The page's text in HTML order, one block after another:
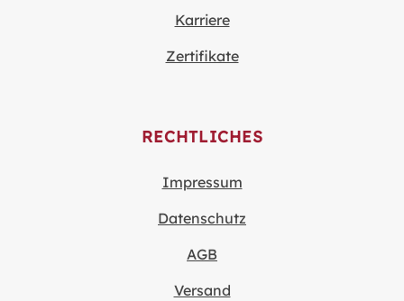
Karriere
Zertifikate
RECHTLICHES
Impressum
Datenschutz
AGB
Versand